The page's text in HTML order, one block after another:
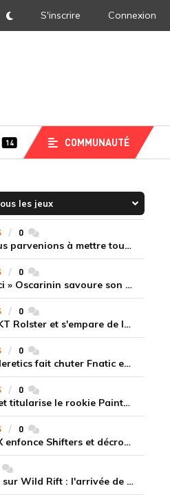
DarkMode
S'inscrire Connexion
14 COMMUNAUTÉ
0commentaires
« Ce serait un succès si nous parvenions à mettre tous les joueurs à niveau pour espérer atteindre les playoffs », Nukeduck et Mithy après la victoire de Team Heretics
0commentaires
« C'est un privilège d'être ici » Oscarinin savoure son retour en LEC et prépare sa revanche
0commentaires
LCK 2026 Gen.G surclasse KT Rolster et s'empare de la deuxième place du Legend Group
0commentaires
LEC Summer 2026 : Team Heretics fait chuter Fnatic et lance enfin sa saison estivale
0commentaires
T1 place Oner sur le banc et titularise le rookie Painter face à Hanwha Life Esports
0commentaires
LEC Summer 2026 : GIANTX enfonce Shifters et décroche sa première victoire
Les champions disponibles sur Wild Rift : l'arrivée de Cho'Gath